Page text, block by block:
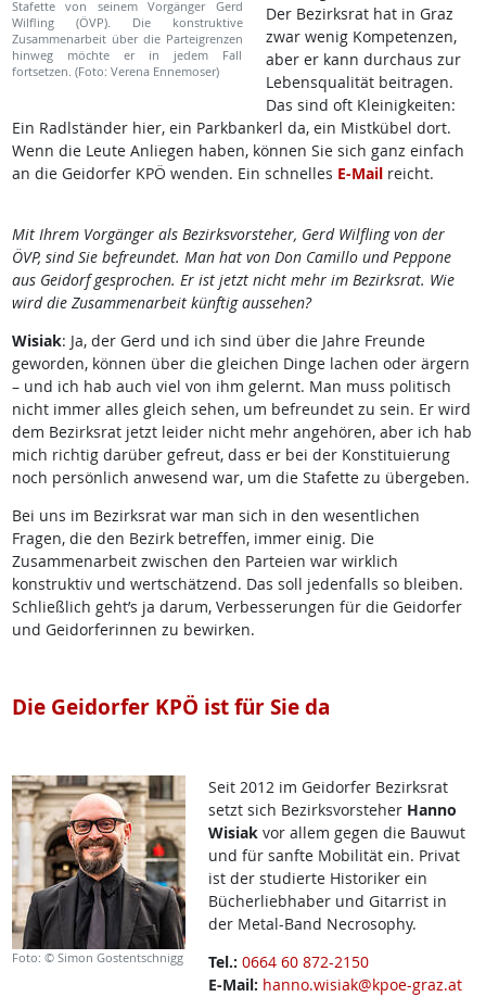
Stafette von seinem Vorgänger Gerd
Wilfling (ÖVP). Die konstruktive
Zusammenarbeit über die Parteigrenzen
hinweg möchte er in jedem Fall
fortsetzen. (Foto: Verena Ennemoser)
Der Bezirksrat hat in Graz
zwar wenig Kompetenzen,
aber er kann durchaus zur
Lebensqualität beitragen.
Das sind oft Kleinigkeiten:
Ein Radlständer hier, ein Parkbankerl da, ein Mistkübel dort.
Wenn die Leute Anliegen haben, können Sie sich ganz einfach
an die Geidorfer KPÖ wenden. Ein schnelles E-Mailreicht.
Mit Ihrem Vorgänger als Bezirksvorsteher, Gerd Wilfling von der
ÖVP, sind Sie befreundet. Man hat von Don Camillo und Peppone
aus Geidorf gesprochen. Er ist jetzt nicht mehr im Bezirksrat. Wie
wird die Zusammenarbeit künftig aussehen?
Wisiak: Ja, der Gerd und ich sind über die Jahre Freunde
geworden, können über die gleichen Dinge lachen oder ärgern
– und ich hab auch viel von ihm gelernt. Man muss politisch
nicht immer alles gleich sehen, um befreundet zu sein. Er wird
dem Bezirksrat jetzt leider nicht mehr angehören, aber ich hab
mich richtig darüber gefreut, dass er bei der Konstituierung
noch persönlich anwesend war, um die Stafette zu übergeben.
Bei uns im Bezirksrat war man sich in den wesentlichen
Fragen, die den Bezirk betreffen, immer einig. Die
Zusammenarbeit zwischen den Parteien war wirklich
konstruktiv und wertschätzend. Das soll jedenfalls so bleiben.
Schließlich geht’s ja darum, Verbesserungen für die Geidorfer
und Geidorferinnen zu bewirken.
Die Geidorfer KPÖ ist für Sie da
Foto: © Simon Gostentschnigg
Seit 2012 im Geidorfer Bezirksrat
setzt sich Bezirksvorsteher Hanno
Wisiakvor allem gegen die Bauwut
und für sanfte Mobilität ein. Privat
ist der studierte Historiker ein
Bücherliebhaber und Gitarrist in
der Metal-Band Necrosophy.
Tel.: 0664 60 872-2150
E-Mail: hanno.wisiak@kpoe-graz.at